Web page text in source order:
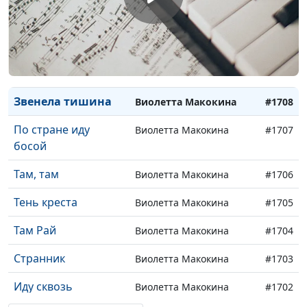
Воду живую дам
всем
Виолетта Макокина #1710
Песня о любви Виолетта Макокина #1709
Звенела тишина Виолетта Макокина #1708
По стране иду
босой
Виолетта Макокина #1707
Там, там Виолетта Макокина #1706
Тень креста Виолетта Макокина #1705
Там Рай Виолетта Макокина #1704
Странник Виолетта Макокина #1703
Иду сквозь
огорченья
Виолетта Макокина #1702